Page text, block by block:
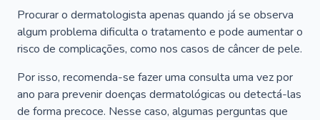
Procurar o dermatologista apenas quando já se observa
algum problema dificulta o tratamento e pode aumentar o
risco de complicações, como nos casos de câncer de pele.
Por isso, recomenda-se fazer uma consulta uma vez por
ano para prevenir doenças dermatológicas ou detectá-las
de forma precoce. Nesse caso, algumas perguntas que